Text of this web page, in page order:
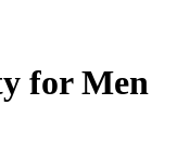
for Men